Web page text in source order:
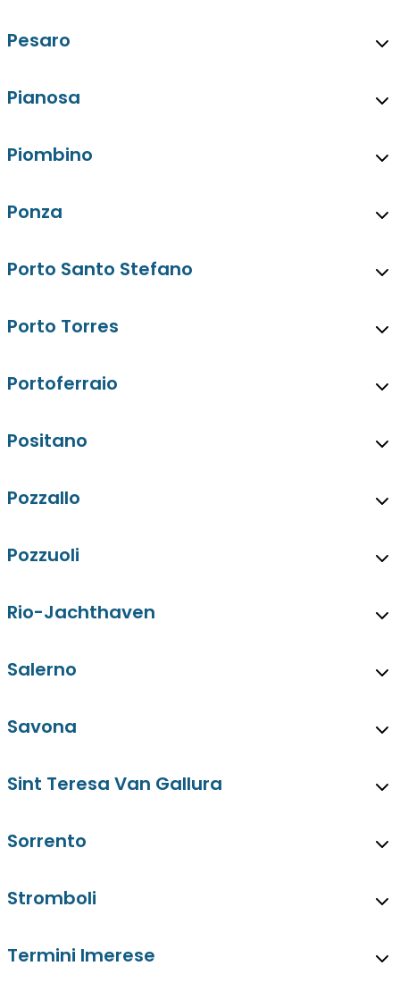
Pesaro
Pianosa
Piombino
Ponza
Porto Santo Stefano
Porto Torres
Portoferraio
Positano
Pozzallo
Pozzuoli
Rio-Jachthaven
Salerno
Savona
Sint Teresa Van Gallura
Sorrento
Stromboli
Termini Imerese